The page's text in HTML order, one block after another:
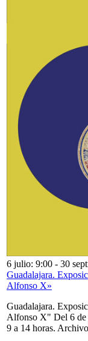
6 julio: 9:00 - 30
Guadalajara.
Alfonso X»
Guadalajara.
Alfonso X" Del 6 de
9 a 14 horas.